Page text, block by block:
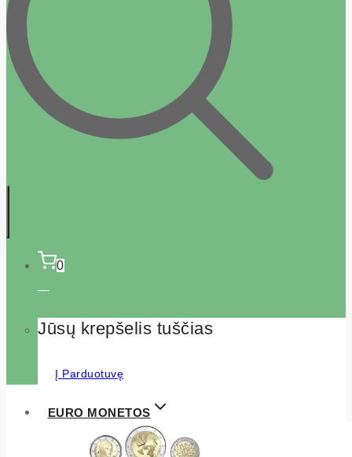
0
Jūsų krepšelis tuščias
Į Parduotuvę
EURO MONETOS